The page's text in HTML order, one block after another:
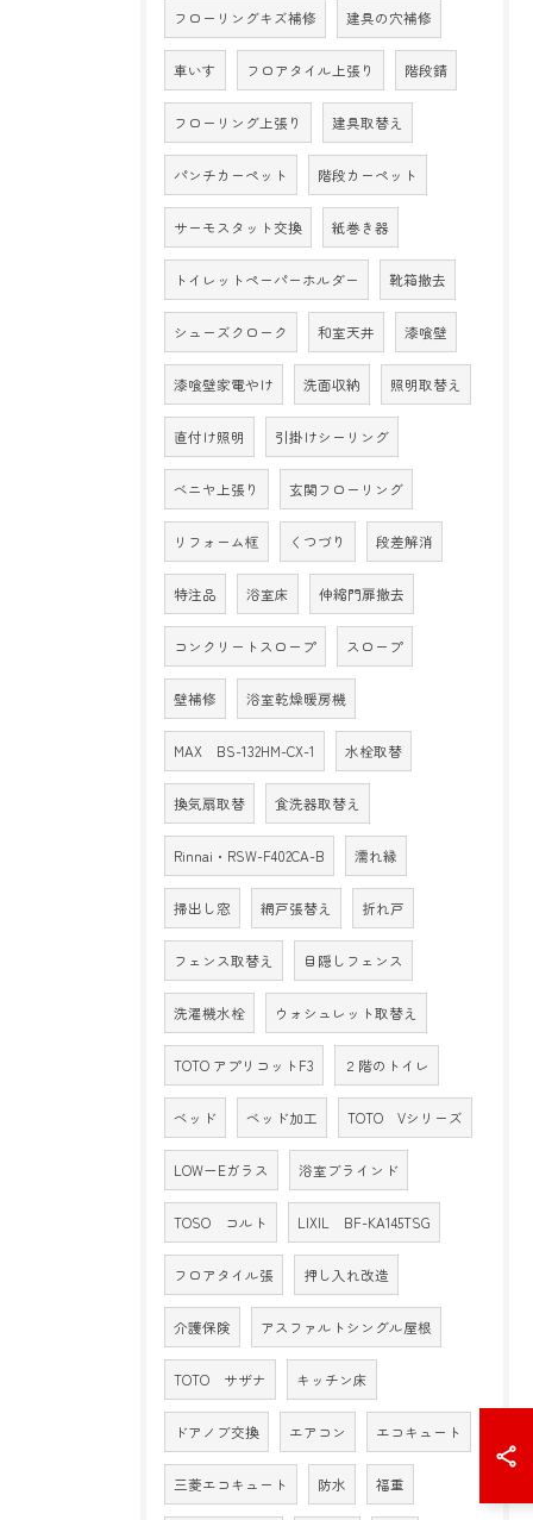
フローリングキズ補修 建具の穴補修
車いす フロアタイル上張り 階段錆
フローリング上張り 建具取替え
パンチカーペット 階段カーペット
サーモスタット交換 紙巻き器
トイレットペーパーホルダー 靴箱撤去
シューズクローク 和室天井 漆喰壁
漆喰壁家電やけ 洗面収納 照明取替え
直付け照明 引掛けシーリング
ベニヤ上張り 玄関フローリング
リフォーム框 くつづり 段差解消
特注品 浴室床 伸縮門扉撤去
コンクリートスロープ スロープ
壁補修 浴室乾燥暖房機
MAX BS-132HM-CX-1 水栓取替
換気扇取替 食洗器取替え
Rinnai・RSW-F402CA-B 濡れ縁
掃出し窓 網戸張替え 折れ戸
フェンス取替え 目隠しフェンス
洗濯機水栓 ウォシュレット取替え
TOTO アプリコットF3 ２階のトイレ
ベッド ベッド加工 TOTO Vシリーズ
LOW－Eガラス 浴室ブラインド
TOSO コルト LIXIL BF-KA145TSG
フロアタイル張 押し入れ改造
介護保険 アスファルトシングル屋根
TOTO サザナ キッチン床
ドアノブ交換 エアコン エコキュート
三菱エコキュート 防水 福重